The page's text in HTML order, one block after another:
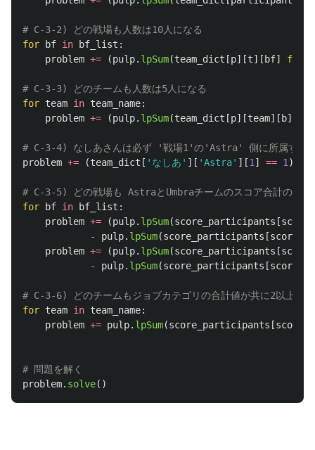
for
bf in bf_list :
problem += (pulp. lpSum(team_dict [p][t][ bf] for
for team in team_name:
problem += (pulp. lpSum(team_dict [p][team][ b]
problem += (team_dict [ ' なしあ ' ][ 'Astra' ][1 ] == 1 )
for bf in bf_list :
problem += (pulp. lpSum(score_participants [
-
pulp. lpSum(score_participants [
problem += (pulp. lpSum(score_participants [
-
pulp. lpSum(score_participants [
for team in team_name:
problem += pulp. lpSum(score_participants [
problem. solve()